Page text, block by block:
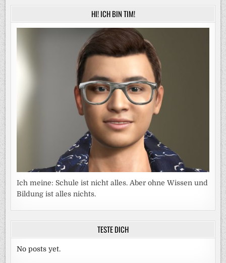
HI! ICH BIN TIM!
Ich meine: Schule ist nicht alles. Aber ohne Wissen und
Bildung ist alles nichts.
TESTE DICH
No posts yet.